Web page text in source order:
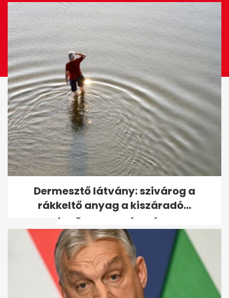
Megérkezett Magyar Péterék
első budapesti
polgármesterjelötje
Dermesztő látvány: szivárog a
rákkeltő anyag a kiszáradó...